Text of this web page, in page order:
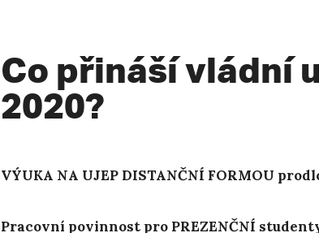
Co přináší vládní
2020?
VÝUKA NA UJEP DISTANČNÍ FORMOU
Pracovní povinnost pro PREZENČNÍ